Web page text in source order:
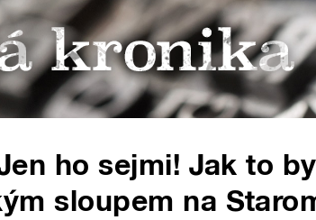
ho sejmi! Jak to
sloupem na